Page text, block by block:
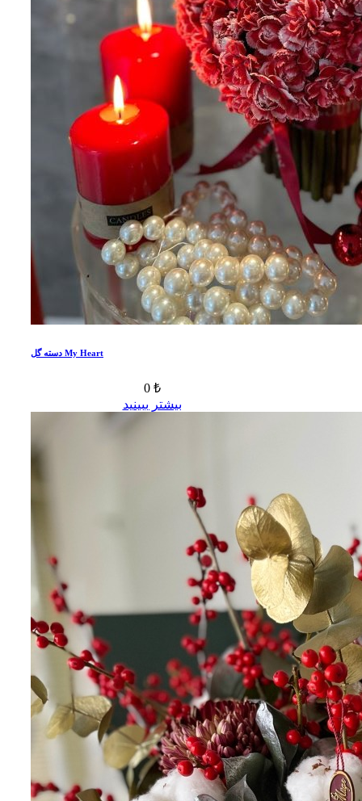
دسته گل My Heart
0 ₺
بیشتر ببینید